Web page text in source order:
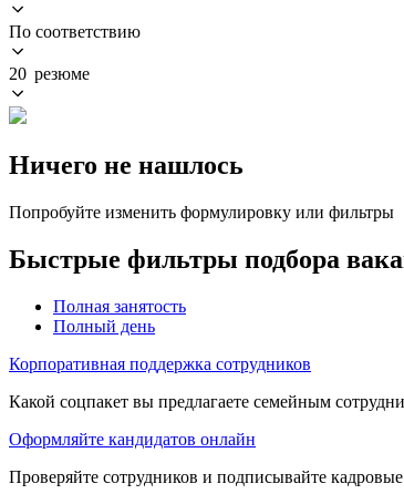
По соответствию
20 резюме
Ничего не нашлось
Попробуйте изменить формулировку или фильтры
Быстрые фильтры подбора
Полная занятость
Полный день
Корпоративная поддержка сотрудников
Какой соцпакет вы предлагаете семейным
Оформляйте кандидатов онлайн
Проверяйте сотрудников и подписывайте